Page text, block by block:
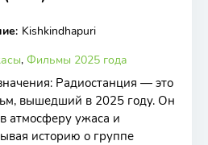
: Kishkindhapuri
, Фильмы 2025 года
Радиостанция — это
вышедший в 2025 году. Он
атмосферу ужаса и
историю о группе